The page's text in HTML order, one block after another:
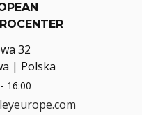
32
| Polska
16:00